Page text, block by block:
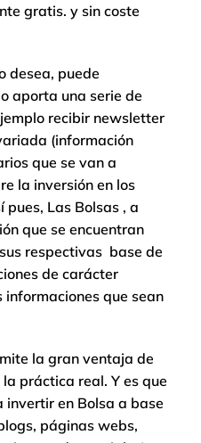
gratis. y sin coste
desea, puede
aporta una serie de
recibir newsletter
(información
que se van a
la inversión en los
pues, Las Bolsas , a
que se encuentran
respectivas base de
de carácter
que sean
la gran ventaja de
práctica real. Y es que
invertir en Bolsa a base
páginas webs,